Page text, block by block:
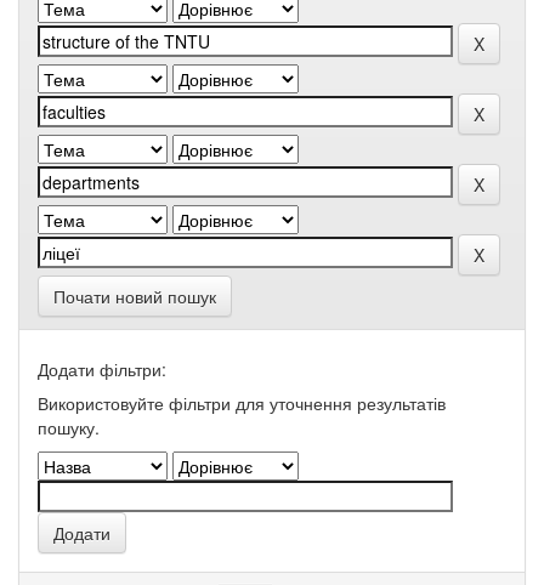
Почати новий пошук
Додати фільтри:
Використовуйте фільтри для уточнення результатів
пошуку.